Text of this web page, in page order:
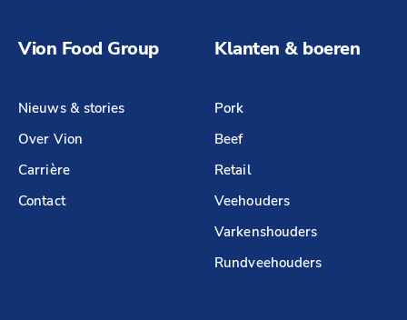
Vion Food Group
Nieuws & stories
Over Vion
Carrière
Contact
Klanten & boeren
Pork
Beef
Retail
Veehouders
Varkenshouders
Rundveehouders